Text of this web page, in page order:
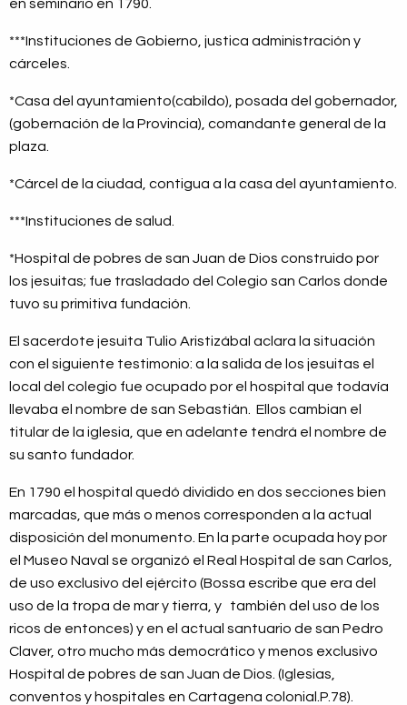
en seminario en 1790.
***Instituciones de Gobierno, justica administración y
cárceles.
*Casa del ayuntamiento(cabildo), posada del gobernador,
(gobernación de la Provincia), comandante general de la
plaza.
*Cárcel de la ciudad, contigua a la casa del ayuntamiento.
***Instituciones de salud.
*Hospital de pobres de san Juan de Dios construido por
los jesuitas; fue trasladado del Colegio san Carlos donde
tuvo su primitiva fundación.
El sacerdote jesuita Tulio Aristizábal aclara la situación
con el siguiente testimonio: a la salida de los jesuitas el
local del colegio fue ocupado por el hospital que todavía
llevaba el nombre de san Sebastián. Ellos cambian el
titular de la iglesia, que en adelante tendrá el nombre de
su santo fundador.
En 1790 el hospital quedó dividido en dos secciones bien
marcadas, que más o menos corresponden a la actual
disposición del monumento. En la parte ocupada hoy por
el Museo Naval se organizó el Real Hospital de san Carlos,
de uso exclusivo del ejército (Bossa escribe que era del
uso de la tropa de mar y tierra, y también del uso de los
ricos de entonces) y en el actual santuario de san Pedro
Claver, otro mucho más democrático y menos exclusivo
Hospital de pobres de san Juan de Dios. (Iglesias,
conventos y hospitales en Cartagena colonial.P.78).